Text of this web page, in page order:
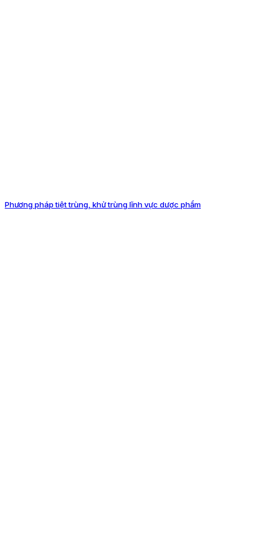
Phương pháp tiệt trùng, khử trùng lĩnh vực dược phẩm